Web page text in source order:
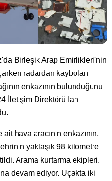
Birleşik Arap Emirlikleri'nin
radardan kaybolan
enkazının bulunduğunu
İletişim Direktörü Ian
hava aracının enkazının,
yaklaşık 98 kilometre
Arama kurtarma ekipleri,
devam ediyor. Uçakta iki